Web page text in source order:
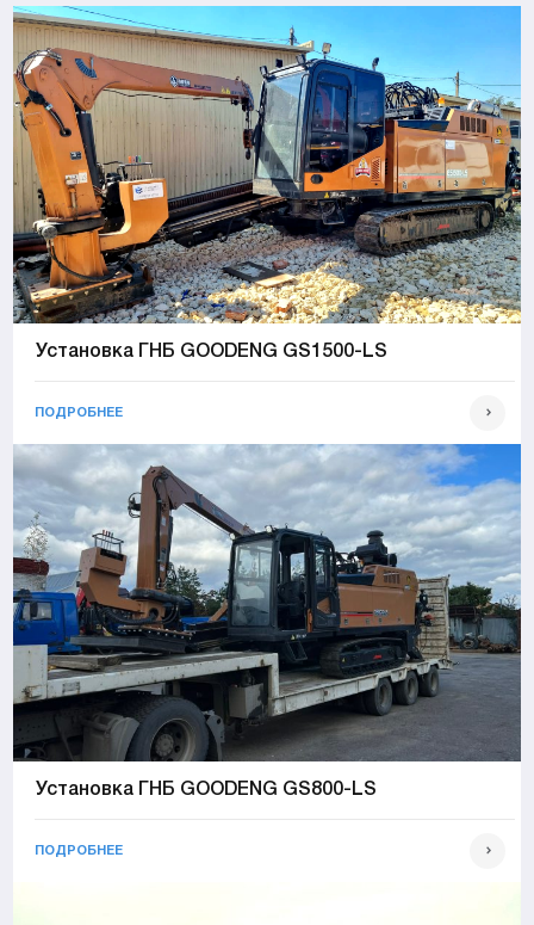
Установка ГНБ GOODENG GS1500-LS
ПОДРОБНЕЕ
Установка ГНБ GOODENG GS800-LS
ПОДРОБНЕЕ